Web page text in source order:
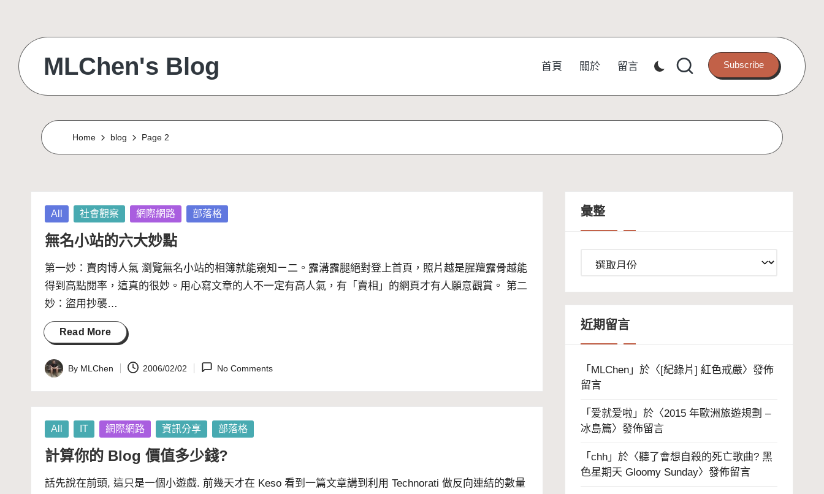
content
MLChen's Blog 首頁 關於 留言 Subscribe
Home blog Page 2
Posted
in
All 社會觀察 網際網路 部落格
無名小站的六大妙點
第一妙：賣肉博人氣 瀏覽無名小站的相簿就能窺知ㄧ二。露溝露腿絕對登上首頁，照片越是腥羶露骨越能
得到高點閱率，這真的很妙。用心寫文章的人不一定有高人氣，有「賣相」的網頁才有人願意觀賞。 第二
妙：盜用抄襲…
Read More
Posted
by
By MLChen 2006/02/02 No Comments
Posted
in
All IT 網際網路 資訊分享 部落格
計算你的 Blog 價值多少錢?
話先說在前頭, 這只是一個小遊戲. 前幾天才在 Keso 看到 一篇文章講到利用 Technorati 做反向連結的數量
彙整
近期留言
「 MLChen」於〈[紀錄片] 紅色戒嚴〉發佈
留言
「 爱就爱啦 」於〈2015 年歐洲旅遊規劃 –
冰島篇〉發佈留言
「 chh」於〈聽了會想自殺的死亡歌曲? 黑
色星期天 Gloomy Sunday〉發佈留言